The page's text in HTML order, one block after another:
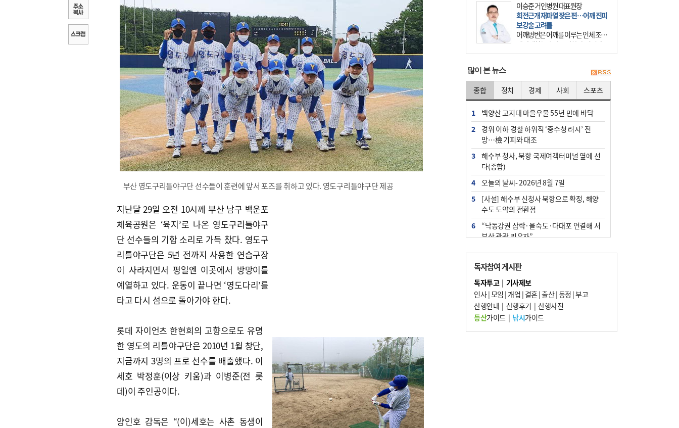
부산 영도구리틀야구단 선수들이 훈련에 앞서 포즈를 취하고 있다. 영도구리틀야구단 제공
지난달 29일 오전 10시께 부산 남구 백운포
체육공원은 ‘육지’로 나온 영도구리틀야구
단 선수들의 기합 소리로 가득 찼다. 영도구
리틀야구단은 5년 전까지 사용한 연습구장
이 사라지면서 평일엔 이곳에서 방망이를
예열하고 있다. 운동이 끝나면 ‘영도다리’를
타고 다시 섬으로 돌아가야 한다.
롯데 자이언츠 한현희의 고향으로도 유명
한 영도의 리틀야구단은 2010년 1월 창단,
지금까지 3명의 프로 선수를 배출했다. 이
세호 박정훈(이상 키움)과 이병준(전 롯
데)이 주인공이다.
양인호 감독은 “(이)세호는 사촌 동생이
이승준 거인병원 대표원장
회전근개 재파열 잦은 편…어깨 진피
보강술 고려를
어깨병변은 어깨를 이루는 인체 조직
에 발생하는 손상을 말한다. 여기에
는 오십견과 회전근개 증후군, 어깨
많이 본 뉴스
종합 정치 경제 사회 스포츠
1
백양산 고지대 마을우물 55년 만에 바닥
2
경위 이하 경찰 하위직 ‘중수청 러시’ 전
망…檢 기피와 대조
3
해수부 청사, 북항 국제여객터미널 옆에 선
다(종합)
4
오늘의 날씨- 2026년 8월 7일
5
[사설] 해수부 신청사 북항으로 확정, 해양
수도 도약의 전환점
6
“낙동강권 삼락·을숙도·다대포 연결해 서
부산 관광 키우자”
7
부울경 주말부터 비소식…‘극한 폭염’ 한풀
꺾일 듯
8
피란마을 67년 역사인데…전교생 24명 아
미초 통폐합 기로
9
외국인 선원 ‘인신매매 경유지’ 된 부산…
우려가 현실로
10 수사독점 책임 커진 경찰, 방치사건 해결 부
독자참여 게시판
독자투고| 기사제보
인사|모임 | 개업 | 결혼|출산|동정 |부고
산행안내 | 산행후기 | 산행사진
등산가이드| 낚시가이드